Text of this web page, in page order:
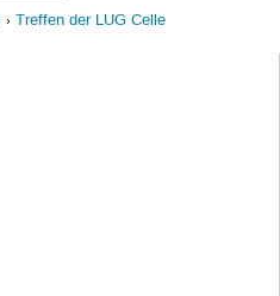
Treffen der LUG Celle